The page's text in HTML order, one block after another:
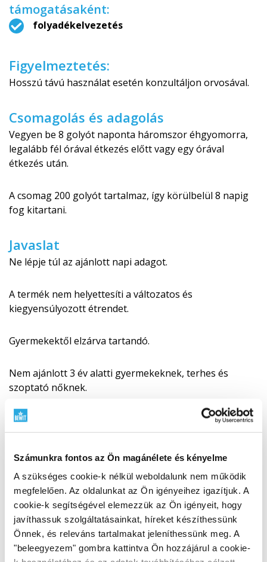
Számunkra fontos az Ön magánélete és kényelme
A szükséges cookie-k nélkül weboldalunk nem működik
megfelelően. Az oldalunkat az Ön igényeihez igazítjuk. A
cookie-k segítségével elemezzük az Ön igényeit, hogy
javíthassuk szolgáltatásainkat, híreket készíthessünk
Önnek, és releváns tartalmakat jeleníthessünk meg. A
"beleegyezem" gombra kattintva Ön hozzájárul a cookie-
támogatásaként:
folyadékelvezetés
Figyelmeztetés:
Hosszú távú használat esetén konzultáljon orvosával.
Csomagolás és adagolás
Vegyen be 8 golyót naponta háromszor éhgyomorra,
legalább fél órával étkezés előtt vagy egy órával
étkezés után.
A csomag 200 golyót tartalmaz, így körülbelül 8 napig
fog kitartani.
Javaslat
Ne lépje túl az ajánlott napi adagot.
A termék nem helyettesíti a változatos és
kiegyensúlyozott étrendet.
Gyermekektől elzárva tartandó.
Nem ajánlott 3 év alatti gyermekeknek, terhes és
szoptató nőknek.
Szárazon, hőtől és közvetlen napfénytől védve tárolja.
Használat előtt mindenképpen konzultáljon egy
tanúsítvánnyal rendelkező TCM terapeutával.
Összetétele
Bei xie(Dioscorea collettii var. hypoglauca tuber–
Dioscorea collettii var. hypoglauca, gumó)